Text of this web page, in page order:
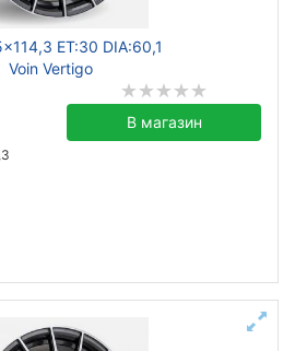
ET:30 DIA:60,1
Voin Vertigo
В магазин